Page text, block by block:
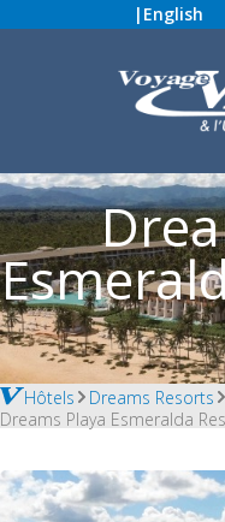
| English
Hôtels
Dreams Resorts
Dreams Playa Esmeralda